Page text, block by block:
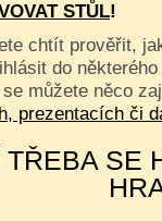
STŮL!
chtít prověřit,
do
se můžete něco
prezentacích či
TŘEBA SE